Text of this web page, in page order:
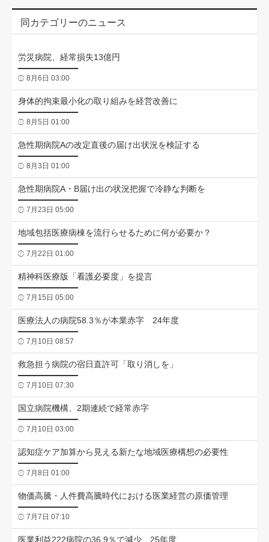
同カテゴリーのニュース
労災病院、経常損失13億円
8月6日 03:00
身体的拘束最小化の取り組みを経営改善に
8月5日 01:00
急性期病院Aの改定直後の届け出状況を検証する
8月3日 01:00
急性期病院A・B届け出の状況把握で冷静な判断を
7月23日 05:00
地域包括医療病棟を流行らせるために何が必要か？
7月22日 01:00
精神科医療版「看護必要度」を提言
7月15日 05:00
医療法人の病院58.3％が本業赤字 24年度
7月10日 08:57
救急担う病院の宿日直許可「取り消しを」
7月10日 07:30
国立病院機構、2期連続で経常赤字
7月10日 03:00
認知症ケア加算から見える新たな地域医療構想の必要性
7月8日 01:00
物価高騰・人件費高騰時代における医業経営の原価管理
7月7日 07:10
医業利益222病院の36.9％で減少、25年度